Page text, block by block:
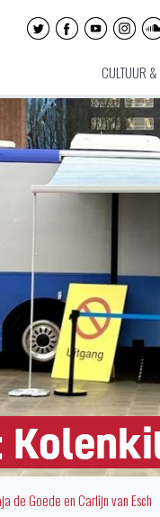
CULTUUR
de GoedeenCarlijn van Esch